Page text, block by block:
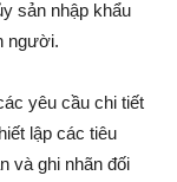
sản nhập khẩu
người.
yêu cầu chi tiết
lập các tiêu
và ghi nhãn đối